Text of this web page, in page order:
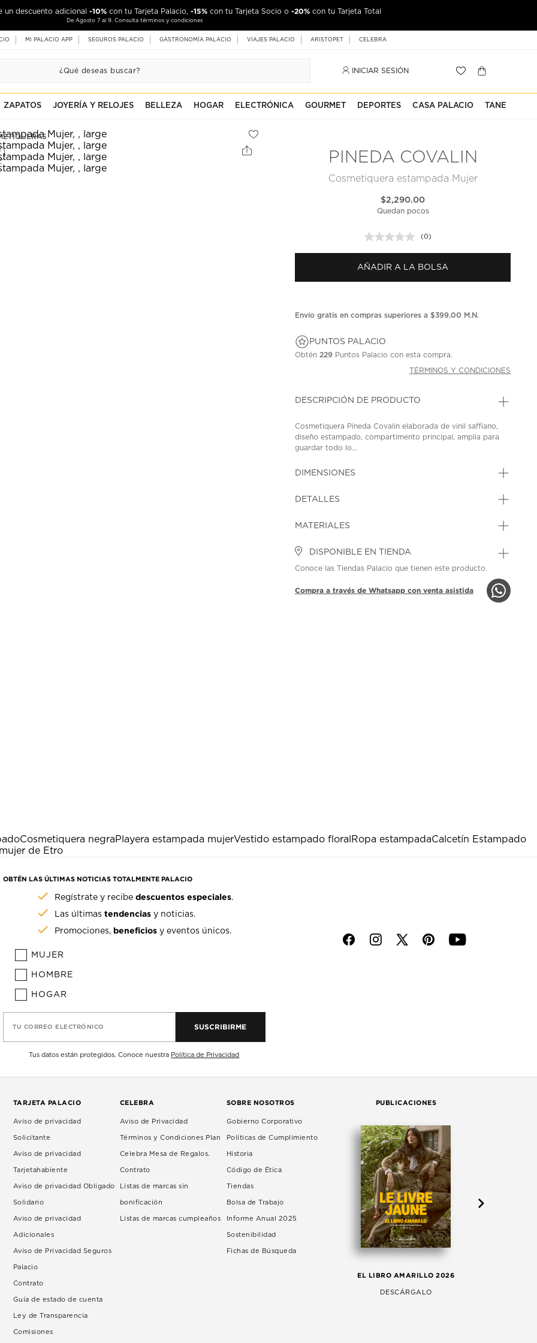
un descuento adicional -10% con tu Tarjeta Palacio, -15% con tu Tarjeta Socio o -20% con tu Tarjeta Total
De Agosto 7 al 9. Consulta términos y condiciones
MI PALACIO APP SEGUROS PALACIO GASTRONOMÍA PALACIO VIAJES PALACIO ARISTOPET CELEBRA
INICIAR SESIÓN
ZAPATOS JOYERÍA Y RELOJES BELLEZA HOGAR ELECTRÓNICA GOURMET DEPORTES CASA PALACIO TANE
PINEDA COVALIN
Cosmetiquera estampada Mujer
$2,290.00
Quedan pocos
Sin
puntuación.
en
la
(0)
AÑADIR A LA BOLSA
Envío gratis en compras superiores a $399.00 M.N.
PUNTOS PALACIO
Obtén 229 Puntos Palacio con esta compra.
TÉRMINOS Y CONDICIONES
DESCRIPCIÓN DE PRODUCTO
Cosmetiquera Pineda Covalin elaborada de vinil saffiano,
diseño estampado, compartimento principal, amplia para
guardar todo lo...
DIMENSIONES
DETALLES
MATERIALES
DISPONIBLE EN TIENDA
Conoce las Tiendas Palacio que tienen este producto.
Compra a través de Whatsapp con venta asistida
Cosmetiquera negraPlayera estampada mujerVestido estampado floral Ropa estampadaCalcetín Estampado
de Etro
OBTÉN LAS ÚLTIMAS NOTICIAS TOTALMENTE PALACIO
Regístrate y recibedescuentos especiales.
Las últimastendencias y noticias.
Promociones, beneficios y eventos únicos.
MUJER
HOMBRE
HOGAR
TU CORREO ELECTRÓNICO SUSCRIBIRME
Tus datos están protegidos. Conoce nuestra Política de Privacidad
f i p y
TARJETA PALACIO
Aviso de privacidad
Solicitante
Aviso de privacidad
Tarjetahabiente
Aviso de privacidad Obligado
Solidario
Aviso de privacidad
Adicionales
Aviso de Privacidad Seguros
Palacio
Contrato
Guía de estado de cuenta
Ley de Transparencia
Comisiones
CELEBRA
Aviso de Privacidad
Términos y Condiciones Plan
Celebra Mesa de Regalos.
Contrato
Listas de marcas sin
bonificación
Listas de marcas cumpleaños
SOBRE NOSOTROS
Gobierno Corporativo
Políticas de Cumplimiento
Historia
Código de Ética
Tiendas
Bolsa de Trabajo
Informe Anual 2025
Sostenibilidad
Fichas de Búsqueda
PUBLICACIONES
EL LIBRO AMARILLO 2026
DESCÁRGALO